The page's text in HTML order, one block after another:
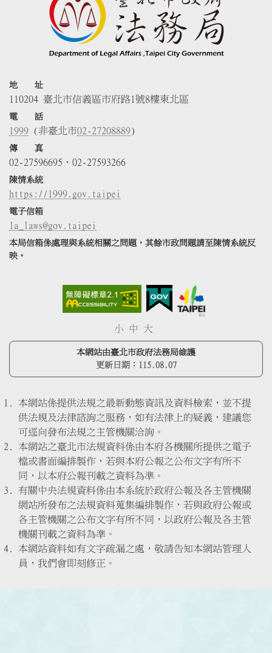
地 址
110204 臺北市信義區市府路1號8樓東北區
電 話
1999 (非臺北市02-27208889)
傳 真
02-27596695、02-27593266
陳情系統
https://1999.gov.taipei
電子信箱
la_laws@gov.taipei
本局信箱係處理與系統相關之問題，其餘市政問題請至陳情系統反
映。
小 中 大
本網站由臺北市政府法務局維護
更新日期： 115.08.07
本網站係提供法規之最新動態資訊及資料檢索，並不提
供法規及法律諮詢之服務，如有法律上的疑義，建議您
可逕向發布法規之主管機關洽詢。
本網站之臺北市法規資料係由本府各機關所提供之電子
檔或書面編排製作，若與本府公報之公布文字有所不
同，以本府公報刊載之資料為準。
有關中央法規資料係由本系統於政府公報及各主管機關
網站所發布之法規資料蒐集編排製作，若與政府公報或
各主管機關之公布文字有所不同，以政府公報及各主管
機關刊載之資料為準。
本網站資料如有文字疏漏之處，敬請告知本網站管理人
員，我們會即刻修正。